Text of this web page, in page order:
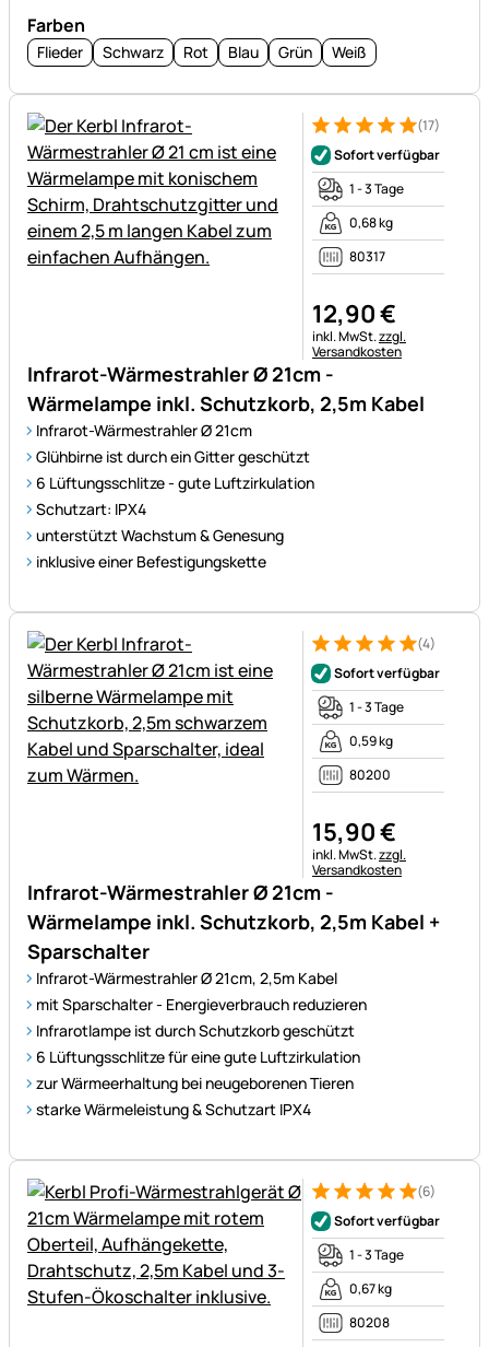
Farben
Flieder Schwarz Rot Blau Grün Weiß
Infrarot-Wärmestrahler Ø 21cm -
Wärmelampe inkl. Schutzkorb, 2,5m Kabel
Infrarot-Wärmestrahler Ø 21cm
Glühbirne ist durch ein Gitter geschützt
6 Lüftungsschlitze - gute Luftzirkulation
Schutzart: IPX4
unterstützt Wachstum & Genesung
inklusive einer Befestigungskette
Bewertung: 5 von 5 (17
17 Bewertungen
(17)
Sofort verfügbar
1 - 3 Tage
0,68 kg
80317
12,90€
Steuerhinweis:
inkl. MwSt.zzgl.
Versandkosten
Infrarot-Wärmestrahler Ø 21cm -
Wärmelampe inkl. Schutzkorb, 2,5m Kabel +
Sparschalter
Infrarot-Wärmestrahler Ø 21cm, 2,5m Kabel
mit Sparschalter - Energieverbrauch reduzieren
Infrarotlampe ist durch Schutzkorb geschützt
6 Lüftungsschlitze für eine gute Luftzirkulation
zur Wärmeerhaltung bei neugeborenen Tieren
starke Wärmeleistung & Schutzart IPX4
Bewertung: 5 von 5 (4
4 Bewertungen
(4)
Sofort verfügbar
1 - 3 Tage
0,59 kg
80200
15,90€
Steuerhinweis:
inkl. MwSt.zzgl.
Versandkosten
Bewertung: 5 von 5 (6
6 Bewertungen
(6)
Sofort verfügbar
1 - 3 Tage
0,67 kg
80208